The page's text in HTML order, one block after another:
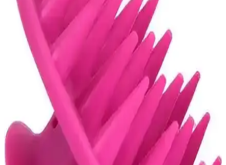
Ciltte kaşıntı, kızarıklık ve tahriş, alerjik reaksiyonlar ve irritasyonlar
nedeniyle oluşabilir. Uygun ürünler, doğru bakım ve tedavi
yöntemleriyle bu sorunlar hafifletilebilir.
Hassas Ciltler İçin Etkili ve Güvenli Bakım
Yöntemleri Rehberi
Hassas ciltler için uygun bakım ve ürün seçimleriyle cildinizi
yatıştırın, koruyun ve sağlıklı tutun. Doğru yöntemler ve ürünlerle
tahrişi en aza indirin.
Aşırı Kafa Derisi Kaşıntısı İçin Doğal ve Güvenli
Çözüm Yöntemleri
Kafa derisinde aşırı kaşıntı için doğal ve bitkisel çözümler,
mikroorganizmaları kontrol altına alarak rahatlama sağlar. Güvenli
kullanım ve uzman önerisiyle yaşam kalitenizi yükseltin.